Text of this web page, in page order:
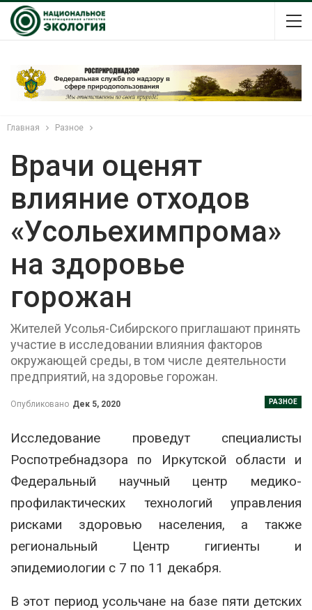
Главная Разное
Врачи оценят
влияние отходов
«Усольехимпрома»
на здоровье
горожан
Жителей Усолья-Сибирского приглашают принять
участие в исследовании влияния факторов
окружающей среды, в том числе деятельности
предприятий, на здоровье горожан.
РАЗНОЕ
Опубликовано Дек 5, 2020
Исследование проведут специалисты
Роспотребнадзора по Иркутской области и
Федеральный научный центр медико-
профилактических технологий управления
рисками здоровью населения, а также
региональный Центр гигиенты и
эпидемиологии с 7 по 11 декабря.
В этот период усольчане на базе пяти детских